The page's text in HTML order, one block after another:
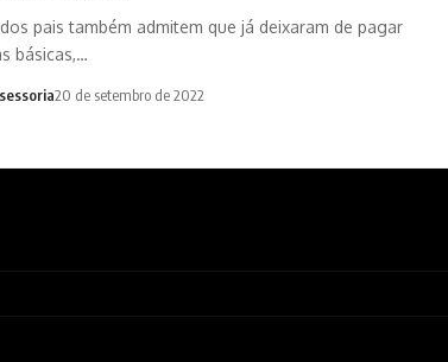
pais também admitem que já deixaram de pagar
básicas,…
20 de setembro de 2022